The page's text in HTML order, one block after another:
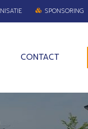
SPONSORING
CONTACT